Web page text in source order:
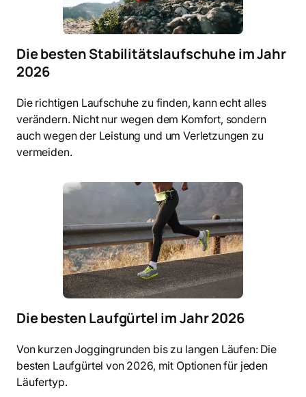
Die besten Stabilitätslaufschuhe im Jahr
2026
Die richtigen Laufschuhe zu finden, kann echt alles
verändern. Nicht nur wegen dem Komfort, sondern
auch wegen der Leistung und um Verletzungen zu
vermeiden.
Die besten Laufgürtel im Jahr 2026
Von kurzen Joggingrunden bis zu langen Läufen: Die
besten Laufgürtel von 2026, mit Optionen für jeden
Läufertyp.